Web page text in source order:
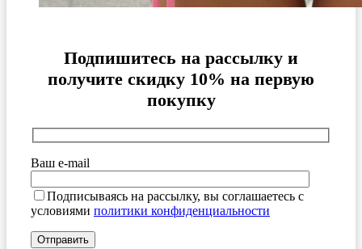
Подпишитесь на рассылку и
получите скидку 10% на первую
покупку
Ваш e-mail
Подписываясь на рассылку, вы соглашаетесь с
условиями политики конфиденциальности